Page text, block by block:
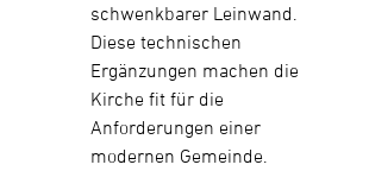
schwenkbarer Leinwand.
Diese technischen
Ergänzungen machen die
Kirche fit für die
Anforderungen einer
modernen Gemeinde.